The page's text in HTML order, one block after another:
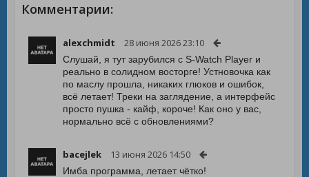
Комментарии:
alexchmidt 28 июня 2026 23:10
Слушай, я тут зарубился с S-Watch Player и
реально в солидном восторге! Устновочка как
по маслу прошла, никаких глюков и ошибок,
всё летает! Треки на заглядение, а интерфейс
просто пушка - кайф, короче! Как оно у вас,
нормально всё с обновлениями?
bacejlek 13 июня 2026 14:50
Имба программа, летает чётко!